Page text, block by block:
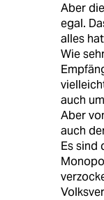
Aber
egal.
alles
Wie
auch
Aber
auch
Es sind